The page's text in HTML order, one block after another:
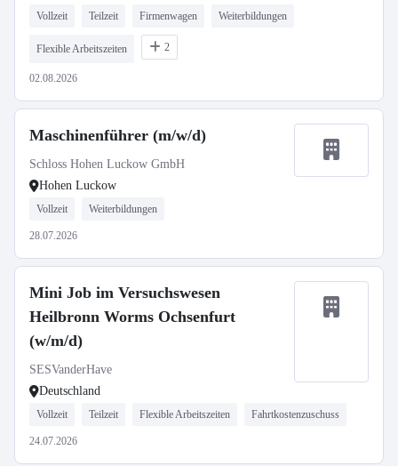
Vollzeit Teilzeit Firmenwagen Weiterbildungen
Flexible Arbeitszeiten 2
02.08.2026
Maschinenführer (m/w/d)
Schloss Hohen Luckow GmbH
Hohen Luckow
Vollzeit Weiterbildungen
28.07.2026
Mini Job im Versuchswesen
Heilbronn Worms Ochsenfurt
(w/m/d)
SESVanderHave
Deutschland
Vollzeit Teilzeit Flexible Arbeitszeiten Fahrtkostenzuschuss
24.07.2026